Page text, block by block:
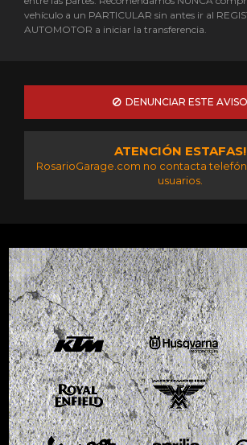
vehículo a un PARTICULAR sin antes ir al
AUTOMOTOR a iniciar la transferencia.
DENUNCIAR ESTE AVISO
ATENCIÓN ESTAFAS!
RosarioGarage.com no contacta
usuarios.